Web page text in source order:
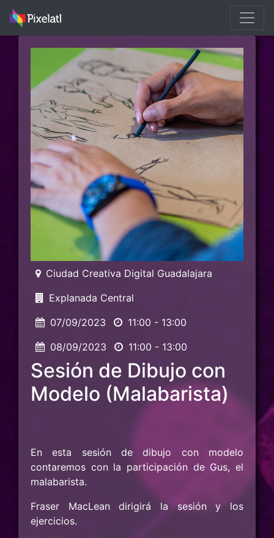
Ciudad Creativa Digital Guadalajara
Explanada Central
07/09/2023
11:00 - 13:00
08/09/2023
11:00 - 13:00
Sesión de Dibujo con
Modelo (Malabarista)
En esta sesión de dibujo con modelo
contaremos con la participación de Gus, el
malabarista.
Fraser MacLean dirigirá la sesión y los
ejercicios.